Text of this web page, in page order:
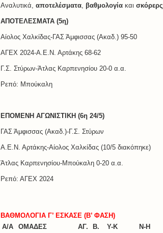
Αναλυτικά, αποτελέσματα, βαθμολογία και σκόρερς
ΑΠΟΤΕΛΕΣΜΑΤΑ (5η)
Αίολος Χαλκίδας-ΓΑΣ Άμφισσας (Ακαδ.) 95-50
ΑΓΕΧ 2024-Α.Ε.Ν. Αρτάκης 68-62
Γ.Σ. Στύρων-Άτλας Καρπενησίου 20-0 α.α.
Ρεπό: Μπούκαλη
ΕΠΟΜΕΝΗ ΑΓΩΝΙΣΤΙ ΚΗ (6η 24/5)
ΓΑΣ Άμφισσας (Ακαδ.)-Γ.Σ. Στύρων
Α.Ε.Ν. Αρτάκης-Αίολος Χαλκίδας (10/5 διακόπηκε)
Άτλας Καρπενησίου-Μπούκαλη 0-20 α.α.
Ρεπό: ΑΓΕΧ 2024
ΒΑΘΜΟΛΟΓΙΑ Γ’ ΕΣΚΑΣΕ (Β’ ΦΑΣΗ)
Α/Α
ΟΜΑΔΕΣ ΑΓ. Β. Υ-Κ
Ν-Η